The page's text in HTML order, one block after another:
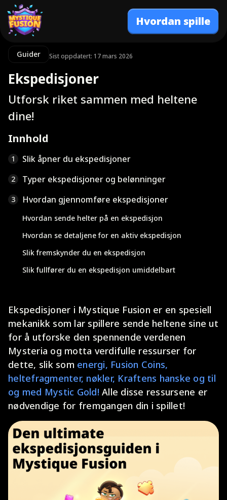
Hvordan spille
Guider Sist oppdatert: 17 mars 2026
Ekspedisjoner
Utforsk riket sammen med heltene
dine!
Innhold
1 Slik åpner du ekspedisjoner
2 Typer ekspedisjoner og belønninger
3 Hvordan gjennomføre ekspedisjoner
Hvordan sende helter på en ekspedisjon
Hvordan se detaljene for en aktiv ekspedisjon
Slik fremskynder du en ekspedisjon
Slik fullfører du en ekspedisjon umiddelbart
Ekspedisjoner i Mystique Fusion er en spesiell
mekanikk som lar spillere sende heltene sine ut
for å utforske den spennende verdenen
Mysteria og motta verdifulle ressurser for
dette, slik som energi, Fusion Coins,
heltefragmenter, nøkler, Kraftens hanske og til
og med Mystic Gold! Alle disse ressursene er
nødvendige for fremgangen din i spillet!